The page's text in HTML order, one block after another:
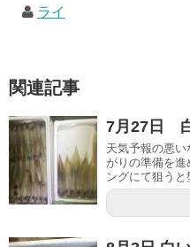
ライ
関連記事
7月27日
天気予報の悪
がりの準備を
ングにて狙うと